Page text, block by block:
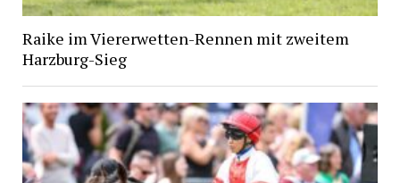
Raike im Viererwetten-Rennen mit zweitem
Harzburg-Sieg